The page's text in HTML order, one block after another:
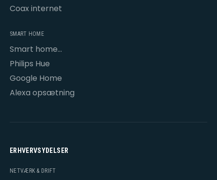
Coax internet
SMART HOME
Smart home
opsætning
Philips Hue
Google Home
Alexa opsætning
ERHVERVSYDELSER
NETVÆRK & DRIFT